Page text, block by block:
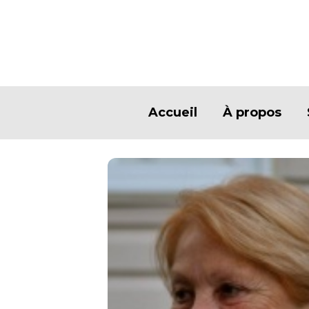
Accueil À propos